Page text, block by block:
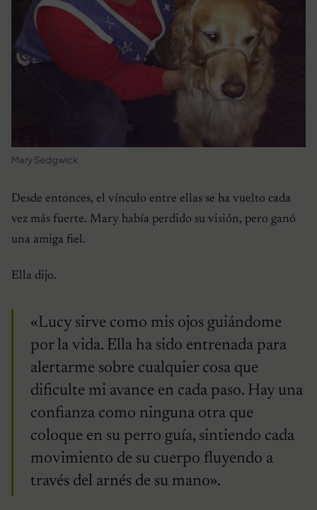
Mary Sedgwick
Desde entonces, el vínculo entre ellas se ha vuelto cada
vez más fuerte. Mary había perdido su visión, pero ganó
una amiga fiel.
Ella dijo.
«Lucy sirve como mis ojos guiándome
por la vida. Ella ha sido entrenada para
alertarme sobre cualquier cosa que
dificulte mi avance en cada paso. Hay una
confianza como ninguna otra que
coloque en su perro guía, sintiendo cada
movimiento de su cuerpo fluyendo a
través del arnés de su mano».